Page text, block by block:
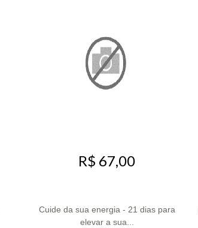
R$ 67,00
Cuide da sua energia - 21 dias para
elevar a sua...